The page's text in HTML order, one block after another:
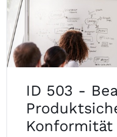
ID 503 -
Konformität